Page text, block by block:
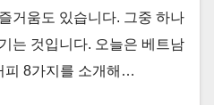
거움도 있습니다. 그중 하나
는 것입니다. 오늘은 베트남
피 8가지를 소개해…